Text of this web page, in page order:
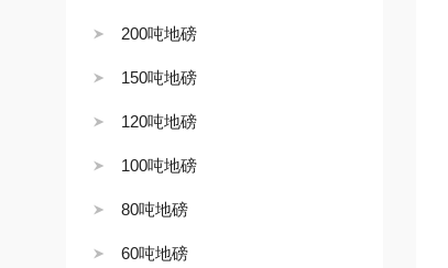
200吨地磅
150吨地磅
120吨地磅
100吨地磅
80吨地磅
60吨地磅